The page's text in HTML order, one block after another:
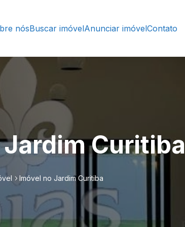
nósBuscar imóvelAnunciar imóvelContato
Curitiba
Imóvel no Jardim Curitiba